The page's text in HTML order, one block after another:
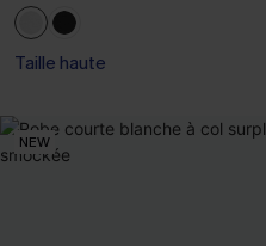
Taille haute
NEW